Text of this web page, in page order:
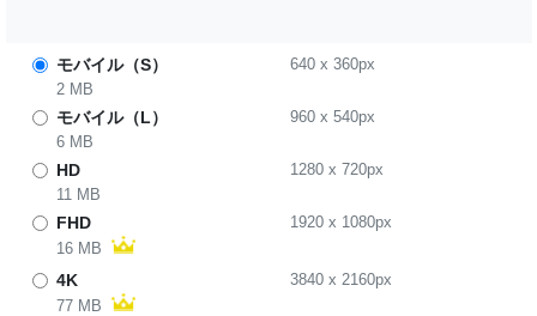
モバイル（S） 640x 360px
2 MB
モバイル（L） 960x 540px
6 MB
HD 1280x 720px
11 MB
FHD 1920x 1080px
16 MB
4K 3840x 2160px
77 MB